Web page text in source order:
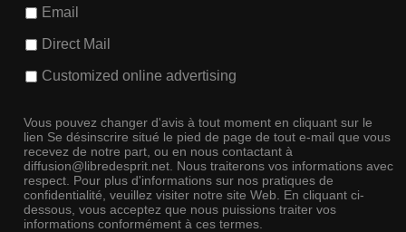
Email
Direct Mail
Customized online advertising
Vous pouvez changer d'avis à tout moment en cliquant sur le
lien Se désinscrire situé le pied de page de tout e-mail que vous
recevez de notre part, ou en nous contactant à
diffusion@libredesprit.net. Nous traiterons vos informations avec
respect. Pour plus d'informations sur nos pratiques de
confidentialité, veuillez visiter notre site Web. En cliquant ci-
dessous, vous acceptez que nous puissions traiter vos
informations conformément à ces termes.